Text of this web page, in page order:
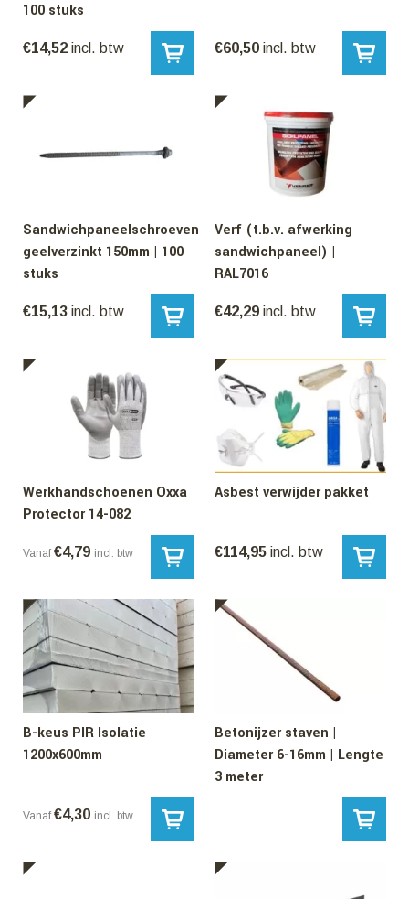
100 stuks
€14,52 incl. btw €60,50 incl. btw
Sandwichpaneelschroeven
geelverzinkt 150mm | 100
stuks
€15,13 incl. btw
Verf (t.b.v. afwerking
sandwichpaneel) |
RAL7016
€42,29 incl. btw
Werkhandschoenen Oxxa
Protector 14-082
Vanaf €4,79 incl. btw
Asbest verwijder pakket
€114,95 incl. btw
B-keus PIR Isolatie
1200x600mm
Vanaf €4,30 incl. btw
Betonijzer staven |
Diameter 6-16mm | Lengte
3 meter